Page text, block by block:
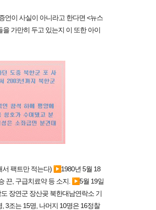
언이 사실이 아니라고 한다면 <뉴스
가만히 두고 있는지 이 또한 아이
서 팩트만 적는다) ▶1980년 5월 18
끈, 구급치료약 등 소지. ▶5월 19일
장연군 장산곶 북한대남연락소 기
3조는 15명, 나머지 10명은 16정찰